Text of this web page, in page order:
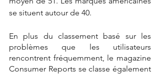
se situent autour de 40.
En plus du classement basé sur les
problèmes que les utilisateurs
rencontrent fréquemment, le magazine
Consumer Reports se classe également